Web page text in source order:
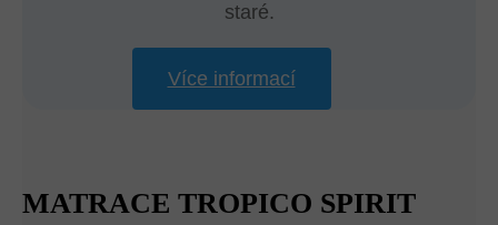
staré.
Více informací
MATRACE TROPICO SPIRIT